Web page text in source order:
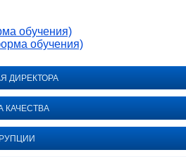
обучения)
обучения)
ДИРЕКТОРА
КАЧЕСТВА